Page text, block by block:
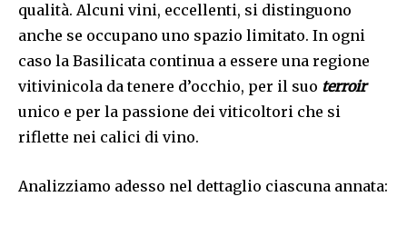
qualità. Alcuni vini, eccellenti, si distinguono
anche se occupano uno spazio limitato. In ogni
caso la Basilicata continua a essere una regione
vitivinicola da tenere d’occhio, per il suo terroir
unico e per la passione dei viticoltori che si
riflette nei calici di vino.
Analizziamo adesso nel dettaglio ciascuna annata: